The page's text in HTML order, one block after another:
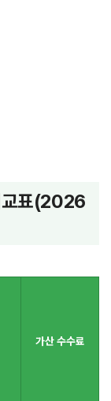
교표(2026
가산 수수료